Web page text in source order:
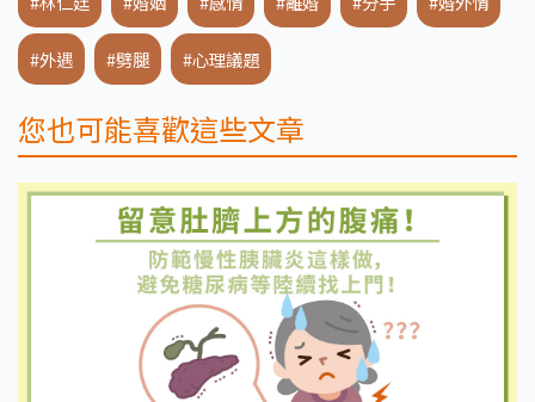
#外遇 #劈腿 #心理議題
您也可能喜歡這些文章